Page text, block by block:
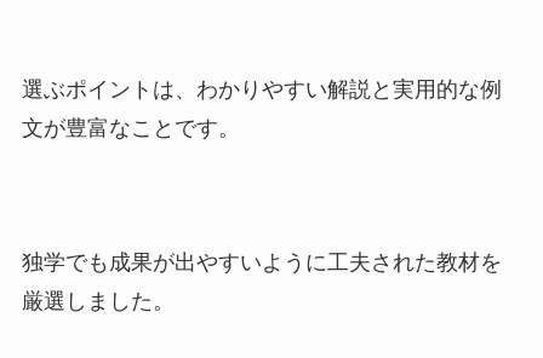
選ぶポイントは、わかりやすい解説と実用的な例
文が豊富なことです。
独学でも成果が出やすいように工夫された教材を
厳選しました。